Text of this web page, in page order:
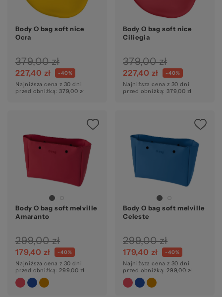
Body O bag soft nice
Ocra
379,00 zł
227,40 zł -40%
Najniższa cena z 30 dni
przed obniżką: 379,00 zł
Body O bag soft nice
Ciliegia
379,00 zł
227,40 zł -40%
Najniższa cena z 30 dni
przed obniżką: 379,00 zł
Body O bag soft melville
Amaranto
299,00 zł
179,40 zł -40%
Najniższa cena z 30 dni
przed obniżką: 299,00 zł
Body O bag soft melville
Celeste
299,00 zł
179,40 zł -40%
Najniższa cena z 30 dni
przed obniżką: 299,00 zł